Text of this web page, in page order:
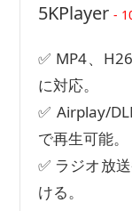
5KPlayer-
✅ MP4、
に対応。
✅ Airplay/
で再生可能。
✅ ラジオ放
ける。